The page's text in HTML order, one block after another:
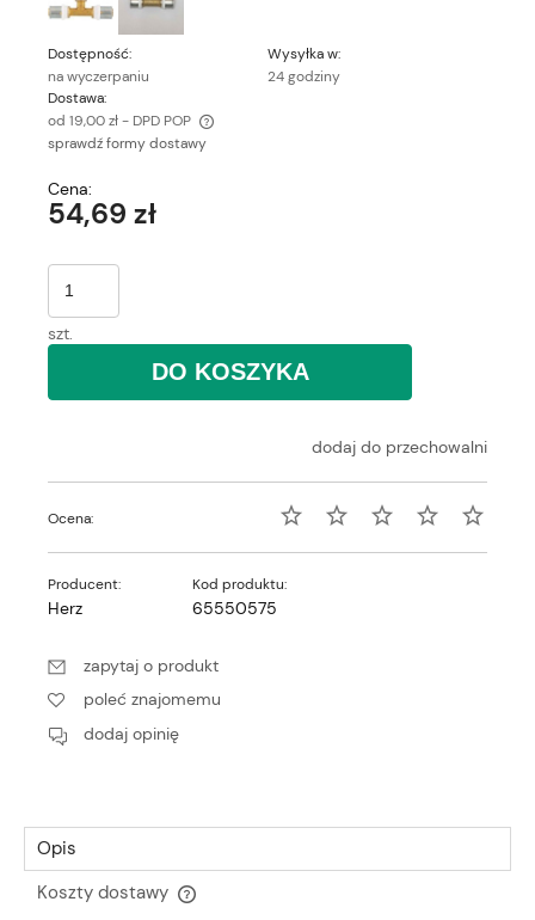
Dostępność:
na wyczerpaniu
Wysyłka w:
24 godziny
Dostawa:
od 19,00 zł- DPD POP
Cena nie zawiera ewentualnych kosztów płatności
sprawdź formy dostawy
Cena:
54,69 zł
szt.
DO KOSZYKA
dodaj do przechowalni
Ocena:
Producent:
Herz
Kod produktu:
65550575
zapytaj o produkt
poleć znajomemu
dodaj opinię
Opis
Koszty dostawy
Cena nie zawiera ewentualnych kosztów płatności